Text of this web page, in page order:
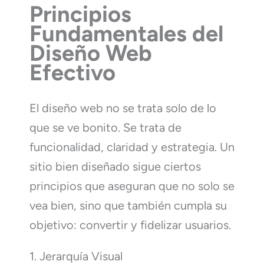
Principios
Fundamentales del
Diseño Web
Efectivo
El diseño web no se trata solo de lo
que se ve bonito. Se trata de
funcionalidad, claridad y estrategia. Un
sitio bien diseñado sigue ciertos
principios que aseguran que no solo se
vea bien, sino que también cumpla su
objetivo: convertir y fidelizar usuarios.
1. Jerarquía Visual